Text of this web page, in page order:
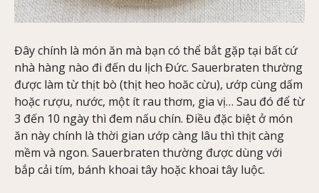
Đây chính là món ăn mà bạn có thể bắt gặp tại bất cứ
nhà hàng nào đi đến du lịch Đức. Sauerbraten thường
được làm từ thịt bò (thịt heo hoăc cừu), ướp cùng dấm
hoặc rượu, nước, một ít rau thơm, gia vị… Sau đó để từ
3 đến 10 ngày thì đem nấu chín. Điều đặc biệt ở món
ăn này chính là thời gian ướp càng lâu thì thịt càng
mềm và ngon. Sauerbraten thường được dùng với
bắp cải tím, bánh khoai tây hoặc khoai tây luộc.